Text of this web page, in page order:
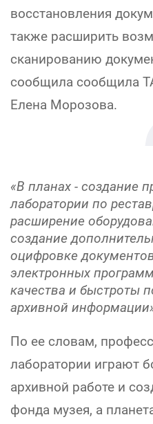
восстановления
также расширить
сканированию
сообщила сообщила
Елена Морозова.
«В планах - создание
лаборатории по
расширение
создание
оцифровке
электронных
качества и быстроты
архивной
По ее словам,
лаборатории играют
архивной работе и
фонда музея, а